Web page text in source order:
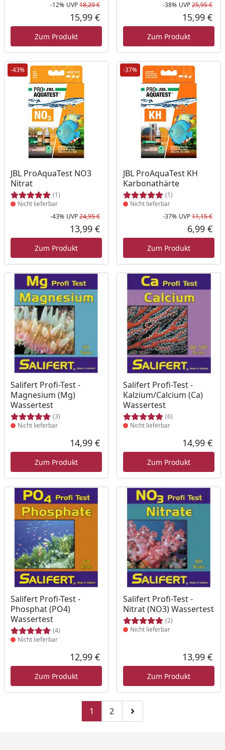
Rabatt in Prozent
-12%
Ursprünglicher Preis
UVP18,29 €
Aktueller Preis
15,99 €
Zum Produkt
-38% UVP25,95 €
15,99 €
Zum Produkt
-43%
JBL ProAquaTest NO3
Nitrat
(1)
Produkt nicht lieferbar
Nicht lieferbar
Rabatt in Prozent
-43%
Ursprünglicher Preis
UVP24,95 €
Aktueller Preis
13,99 €
Zum Produkt
-37%
JBL ProAquaTest KH
Karbonathärte
(1)
Produkt nicht lieferbar
Nicht lieferbar
-37% UVP11,15 €
6,99 €
Zum Produkt
Salifert Profi-Test -
Magnesium (Mg)
Wassertest
(3)
Produkt nicht lieferbar
Nicht lieferbar
Aktueller Preis
14,99 €
Zum Produkt
Salifert Profi-Test -
Kalzium/Calcium (Ca)
Wassertest
(6)
Produkt nicht lieferbar
Nicht lieferbar
14,99 €
Zum Produkt
Salifert Profi-Test -
Phosphat (PO4)
Wassertest
(4)
Produkt nicht lieferbar
Nicht lieferbar
Aktueller Preis
12,99 €
Zum Produkt
Salifert Profi-Test -
Nitrat (NO3) Wassertest
(2)
Produkt nicht lieferbar
Nicht lieferbar
13,99 €
Zum Produkt
1 Zu Seite 2
2 Zur nächsten Seite